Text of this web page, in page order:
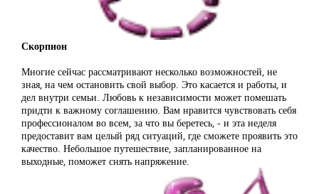
Скорпион
Многие сейчас рассматривают несколько возможностей, не
зная, на чем остановить свой выбор. Это касается и работы, и
дел внутри семьи. Любовь к независимости может помешать
придти к важному соглашению. Вам нравится чувствовать себя
профессионалом во всем, за что вы беретесь, - и эта неделя
предоставит вам целый ряд ситуаций, где сможете проявить это
качество. Небольшое путешествие, запланированное на
выходные, поможет снять напряжение.